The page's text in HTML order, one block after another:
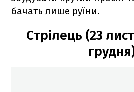
бачать лише руїни.
Стрілець (23